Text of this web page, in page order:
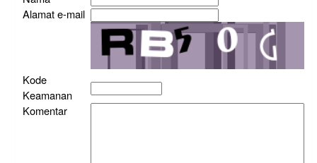
Alamat e-mail
Kode
Keamanan
Komentar